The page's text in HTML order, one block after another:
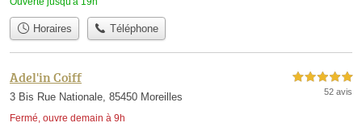
Horaires Téléphone
Adel'in Coiff
3 Bis Rue Nationale, 85450 Moreilles
Fermé, ouvre demain à 9h
5,0 étoiles sur 5
52 avis